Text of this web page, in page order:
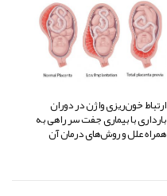
ارتباط خون‌ریزی واژن در دوران
بارداری با بیماری جفت سر راهی به
همراه علل و روش‌های درمان آن